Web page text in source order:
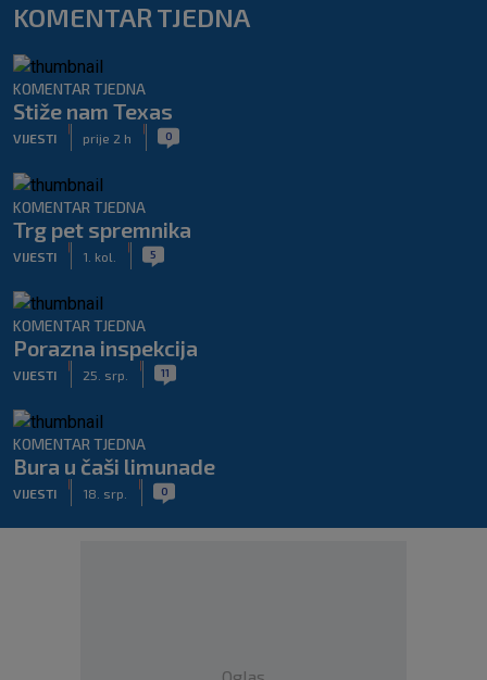
KOMENTAR TJEDNA
KOMENTAR TJEDNA
Stiže nam Texas
VIJESTI prije 2 h 0
KOMENTAR TJEDNA
Trg pet spremnika
VIJESTI 1. kol. 5
KOMENTAR TJEDNA
Porazna inspekcija
VIJESTI 25. srp. 11
KOMENTAR TJEDNA
Bura u čaši limunade
VIJESTI 18. srp. 0